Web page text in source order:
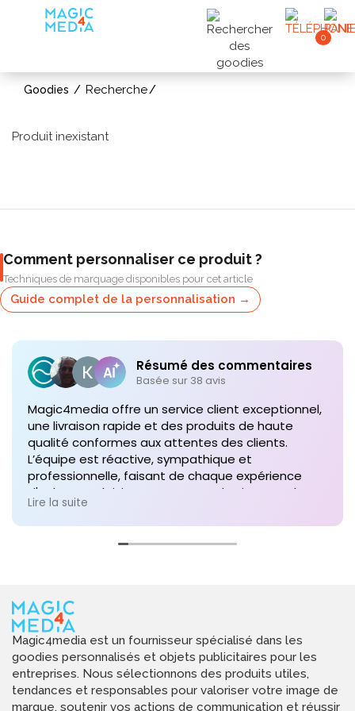
0
Goodies Recherche
Produit inexistant
Comment personnaliser ce produit ?
Techniques de marquage disponibles pour cet article
Guide complet de la personnalisation →
Résumé des commentaires
Basée sur 38 avis
Magic4media offre un service client exceptionnel,
une livraison rapide et des produits de haute
qualité conformes aux attentes des clients.
L’équipe est réactive, sympathique et
professionnelle, faisant de chaque expérience
d'achat un plaisir. Je recommande vivement leurs
services pour toute commande future de produits
personnalisés !
Lire la suite
Magic4media est un fournisseur spécialisé dans les
goodies personnalisés et objets publicitaires pour les
entreprises. Nous sélectionnons des produits utiles,
tendances et responsables pour valoriser votre image de
marque, soutenir vos actions de communication et réussir